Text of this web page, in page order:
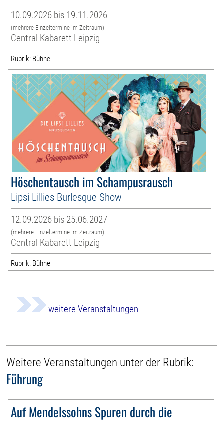
10.09.2026 bis 19.11.2026
(mehrere Einzeltermine im Zeitraum)
Central Kabarett Leipzig
Rubrik: Bühne
Höschentausch im Schampusrausch
Lipsi Lillies Burlesque Show
12.09.2026 bis 25.06.2027
(mehrere Einzeltermine im Zeitraum)
Central Kabarett Leipzig
Rubrik: Bühne
weitere Veranstaltungen
Weitere Veranstaltungen unter der Rubrik:
Führung
Auf Mendelssohns Spuren durch die